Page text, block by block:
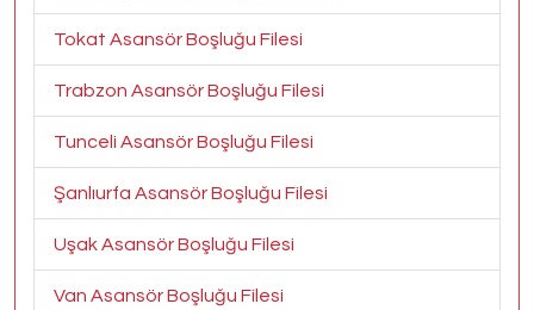
Tokat Asansör Boşluğu Filesi
Trabzon Asansör Boşluğu Filesi
Tunceli Asansör Boşluğu Filesi
Şanlıurfa Asansör Boşluğu Filesi
Uşak Asansör Boşluğu Filesi
Van Asansör Boşluğu Filesi